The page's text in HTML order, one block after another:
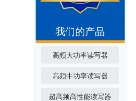
我们的产品
高频大功率读写器
高频中功率读写器
超高频高性能读写器